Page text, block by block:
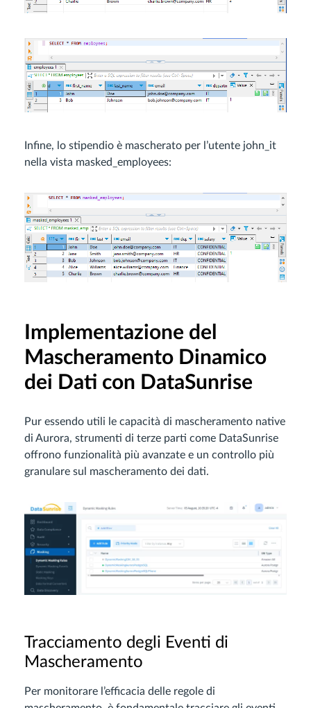
Infine, lo stipendio è mascherato per l’utente john_it
nella vista masked_employees:
Implementazione del
Mascheramento Dinamico
dei Dati con DataSunrise
Pur essendo utili le capacità di mascheramento native
di Aurora, strumenti di terze parti come DataSunrise
offrono funzionalità più avanzate e un controllo più
granulare sul mascheramento dei dati.
Tracciamento degli Eventi di
Mascheramento
Per monitorare l’efficacia delle regole di